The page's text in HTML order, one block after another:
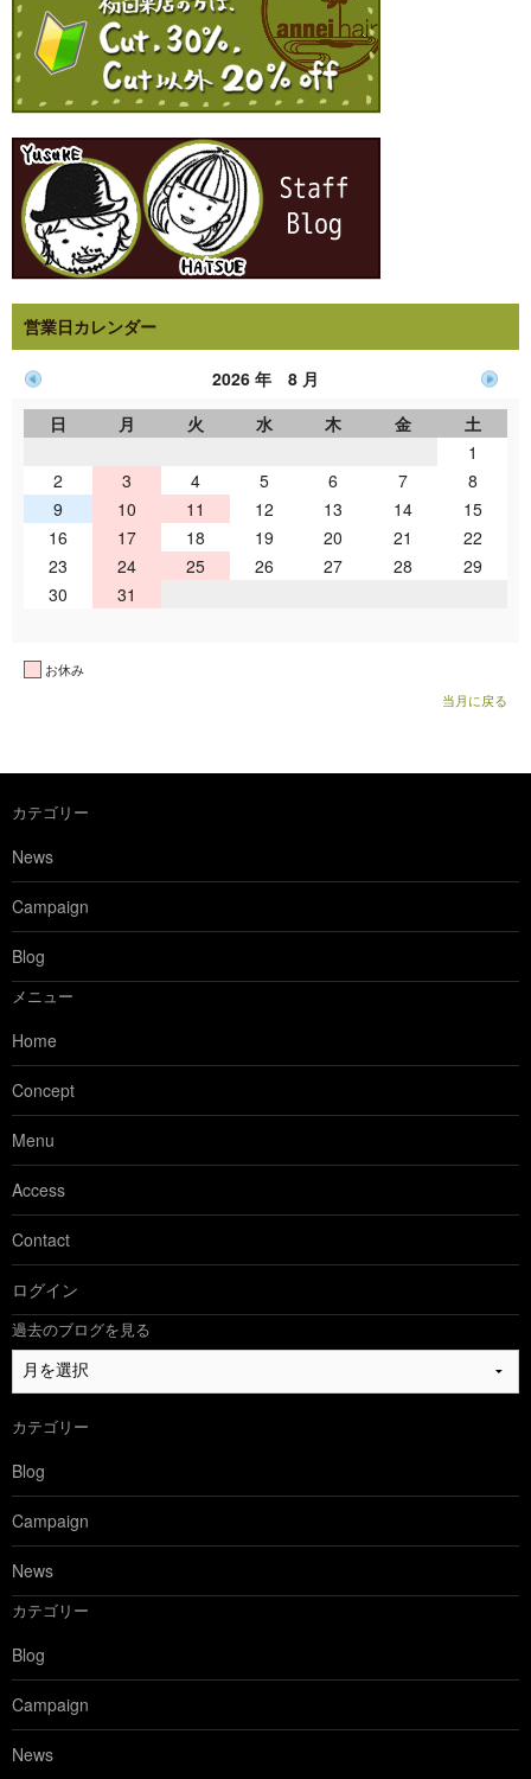
営業日カレンダー
2026 年 8 月
日
月 火 水 木 金
土
1
2
3 4 5 6 7
8
9
10 11 12 13 14
15
16
17 18 19 20 21
22
23
24 25 26 27 28
29
30
31
お休み
当月に戻る
カテゴリー
News
Campaign
Blog
メニュー
Home
Concept
Menu
Access
Contact
ログイン
過去のブログを見る
過
去
ブ
ロ
グ
を
見
る
カテゴリー
Blog
Campaign
News
カテゴリー
Blog
Campaign
News